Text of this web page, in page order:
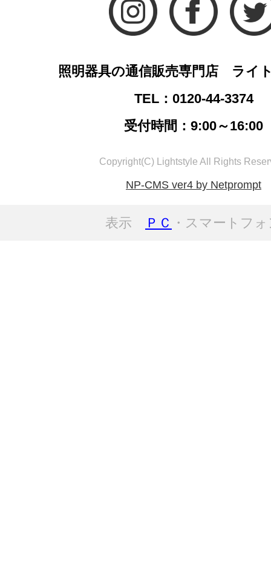
照明器具の通信販売専門店 ライ
TEL：0120-44-3374
受付時間：9:00～16:00
Copyright(C) Lightstyle All Rights
NP-CMS ver4 by Netprompt
表示 ＰＣ ・スマートフ